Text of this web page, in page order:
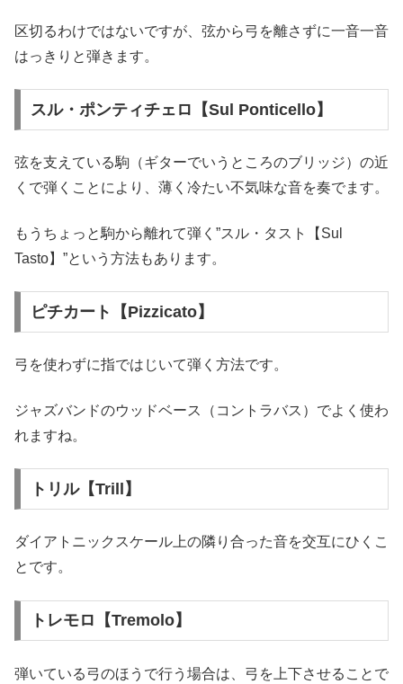
区切るわけではないですが、弦から弓を離さずに一音一音
はっきりと弾きます。
スル・ポンティチェロ【Sul Ponticello】
弦を支えている駒（ギターでいうところのブリッジ）の近
くで弾くことにより、薄く冷たい不気味な音を奏でます。
もうちょっと駒から離れて弾く”スル・タスト【Sul
Tasto】”という方法もあります。
ピチカート【Pizzicato】
弓を使わずに指ではじいて弾く方法です。
ジャズバンドのウッドベース（コントラバス）でよく使わ
れますね。
トリル【Trill】
ダイアトニックスケール上の隣り合った音を交互にひくこ
とです。
トレモロ【Tremolo】
弾いている弓のほうで行う場合は、弓を上下させることで